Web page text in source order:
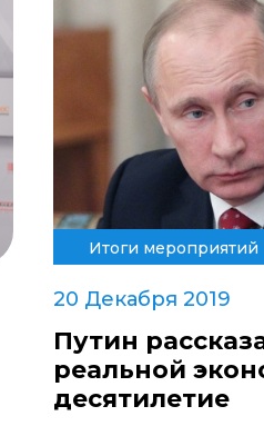
Итоги мероприятий
20 Декабря 2019
Путин
реальной
десятилетие